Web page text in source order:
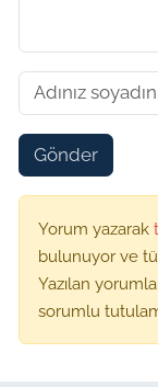
Gönder
Yorum yazarak
bulunuyor ve
Yazılan
sorumlu